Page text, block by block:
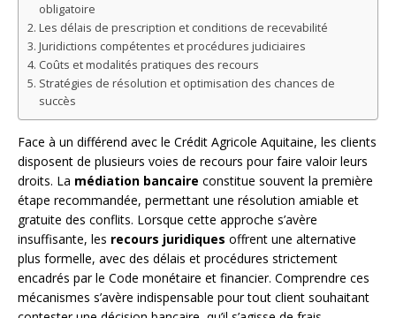
obligatoire
Les délais de prescription et conditions de recevabilité
Juridictions compétentes et procédures judiciaires
Coûts et modalités pratiques des recours
Stratégies de résolution et optimisation des chances de
succès
Face à un différend avec le Crédit Agricole Aquitaine, les clients
disposent de plusieurs voies de recours pour faire valoir leurs
droits. La médiation bancaire constitue souvent la première
étape recommandée, permettant une résolution amiable et
gratuite des conflits. Lorsque cette approche s’avère
insuffisante, les recours juridiques offrent une alternative
plus formelle, avec des délais et procédures strictement
encadrés par le Code monétaire et financier. Comprendre ces
mécanismes s’avère indispensable pour tout client souhaitant